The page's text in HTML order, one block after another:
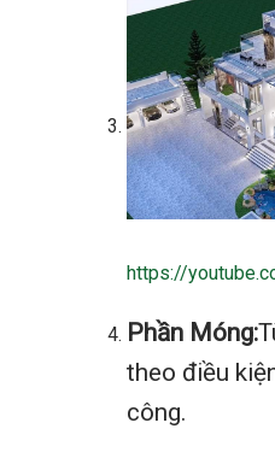
https://
Phần Móng:
theo điều
công.